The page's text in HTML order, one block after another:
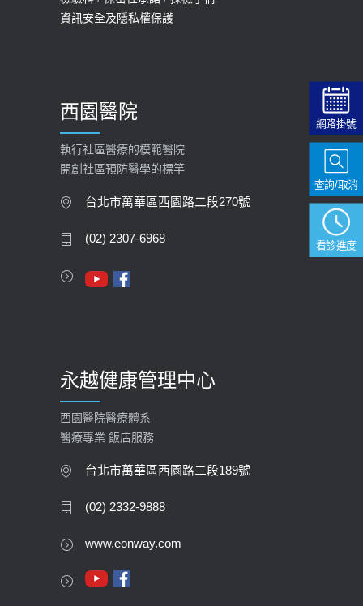
2025-09-30
【快速肝癌篩檢MRI】新檢查服務
2026-02-06
大吃大喝、肥胖害到膽囊！膽結石、
膽息肉如何處理？
2023-09-27
資訊安全及隱私權保護
西園醫院
執行社區醫療的模範醫院
開創社區預防醫學的標竿
台北市萬華區西園路二段270號
(02) 2307-6968
永越健康管理中心
西園醫院醫療體系
醫療專業 飯店服務
台北市萬華區西園路二段189號
(02) 2332-9888
www.eonway.com
網路掛號
看診進度
查詢/取消